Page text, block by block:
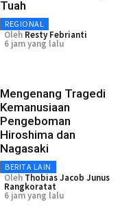
Tuah
REGIONAL
Oleh Resty Febrianti
6 jam yang lalu
Mengenang Tragedi
Kemanusiaan
Pengeboman
Hiroshima dan
Nagasaki
BERITA LAIN
Oleh Thobias Jacob Junus
Rangkoratat
6 jam yang lalu